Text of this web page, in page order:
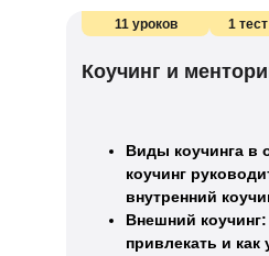
11 уроков 1 тест
Коучинг и
Виды коучинга в
коучинг
внутренний
Внешний коучинг:
привлекать и как